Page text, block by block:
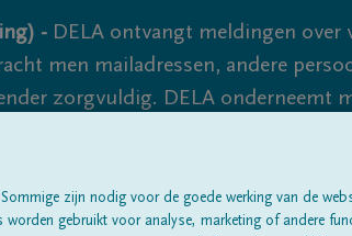
- DELA ontvangt meldingen over
men mailadressen, andere
zorgvuldig. DELA onderneemt
te sluiten, dus blijf waakzaam.
Alle rouwberichten Over ons
zijn nodig voor de goede werking van de
worden gebruikt voor analyse, marketing of andere